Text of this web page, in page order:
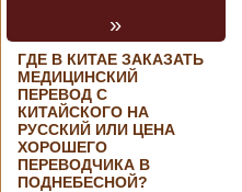
»
ГДЕ В КИТАЕ ЗАКАЗАТЬ
МЕДИЦИНСКИЙ
ПЕРЕВОД С
КИТАЙСКОГО НА
РУССКИЙ ИЛИ ЦЕНА
ХОРОШЕГО
ПЕРЕВОДЧИКА В
ПОДНЕБЕСНОЙ?